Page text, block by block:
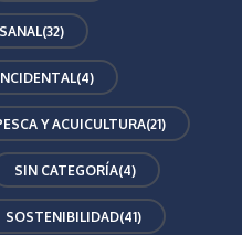
(32)
(4)
Y ACUICULTURA(21)
SIN CATEGORÍA(4)
SOSTENIBILIDAD(41)